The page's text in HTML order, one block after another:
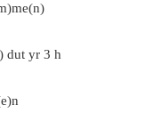
dut yr 3 h